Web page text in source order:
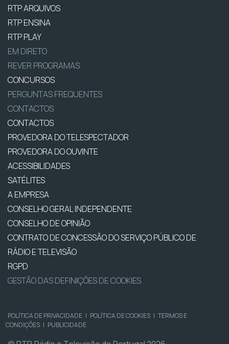
RTP ARQUIVOS
RTP ENSINA
RTP PLAY
EM DIRETO
REVER PROGRAMAS
CONCURSOS
PERGUNTAS FREQUENTES
CONTACTOS
CONTACTOS
PROVEDORA DO TELESPECTADOR
PROVEDORA DO OUVINTE
ACESSIBILIDADES
SATÉLITES
A EMPRESA
CONSELHO GERAL INDEPENDENTE
CONSELHO DE OPINIÃO
CONTRATO DE CONCESSÃO DO SERVIÇO PÚBLICO DE
RÁDIO E TELEVISÃO
RGPD
GESTÃO DAS DEFINIÇÕES DE COOKIES
POLÍTICA DE PRIVACIDADE | POLÍTICA DE COOKIES | TERMOS E
CONDIÇÕES | PUBLICIDADE